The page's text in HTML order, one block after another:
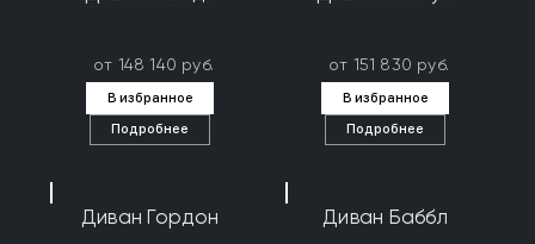
от 148 140 руб.
В избранное
Подробнее
от 151 830 руб.
В избранное
Подробнее
Диван Гордон Диван Баббл